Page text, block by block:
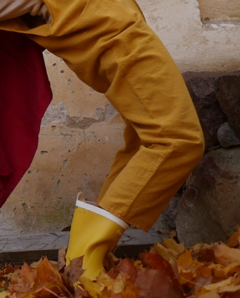
Lipunmyynti
Orkesteri
Tutustu Toimintaamme
Yhteys